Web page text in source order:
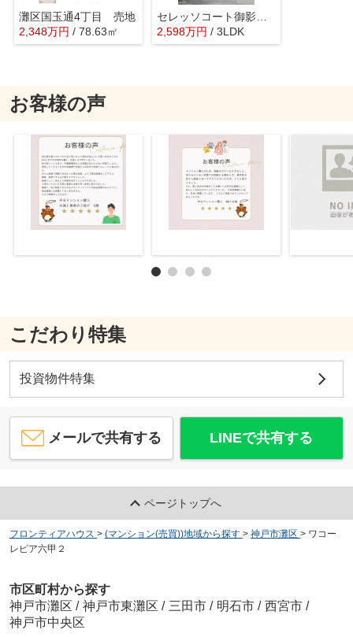
灘区国玉通4丁目 売地
2,348万円 / 78.63㎡
セレッソコート御影山手
2,598万円 / 3LDK
お客様の声
こだわり特集
投資物件特集
メールで共有する LINEで共有する
ページトップへ
フロンティアハウス > (マンション(売買))地域から探す > 神戸市灘区 > ワコー
レピア六甲２
市区町村から探す
神戸市灘区 / 神戸市東灘区 / 三田市 / 明石市 / 西宮市 /
神戸市中央区